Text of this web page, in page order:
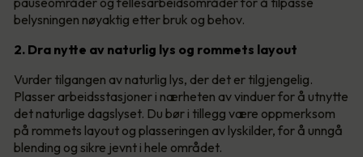
belysningen nøyaktig etter bruk og behov.
2. Dra nytte av naturlig lys og rommets layout
Vurder tilgangen av naturlig lys, der det er tilgjengelig.
Plasser arbeidsstasjoner i nærheten av vinduer for å utnytte
det naturlige dagslyset. Du bør i tillegg være oppmerksom
på rommets layout og plasseringen av lyskilder, for å unngå
blending og sikre jevnt i hele området.